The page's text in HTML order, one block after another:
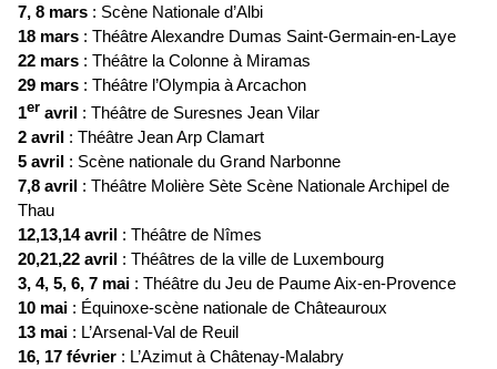
7, 8 mars : Scène Nationale d’Albi
18 mars : Théâtre Alexandre Dumas Saint-Germain-en-Laye
22 mars : Théâtre la Colonne à Miramas
29 mars : Théâtre l’Olympia à Arcachon
1er avril : Théâtre de Suresnes Jean Vilar
2 avril : Théâtre Jean Arp Clamart
5 avril : Scène nationale du Grand Narbonne
7,8 avril : Théâtre Molière Sète Scène Nationale Archipel de
Thau
12,13,14 avril : Théâtre de Nîmes
20,21,22 avril : Théâtres de la ville de Luxembourg
3, 4, 5, 6, 7 mai : Théâtre du Jeu de Paume Aix-en-Provence
10 mai : Équinoxe-scène nationale de Châteauroux
13 mai : L’Arsenal-Val de Reuil
16, 17 février : L’Azimut à Châtenay-Malabry